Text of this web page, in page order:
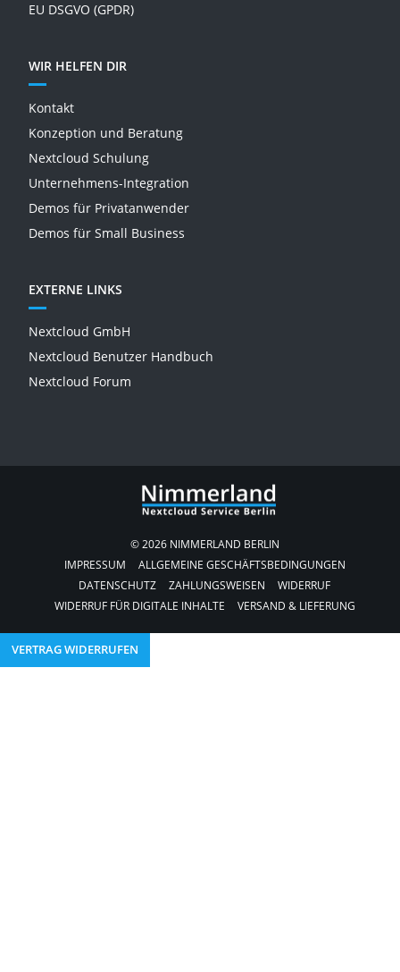
EU DSGVO (GPDR)
WIR HELFEN DIR
Kontakt
Konzeption und Beratung
Nextcloud Schulung
Unternehmens-Integration
Demos für Privatanwender
Demos für Small Business
EXTERNE LINKS
Nextcloud GmbH
Nextcloud Benutzer Handbuch
Nextcloud Forum
© 2026 NIMMERLAND BERLIN
IMPRESSUM
ALLGEMEINE GESCHÄFTSBEDINGUNGEN
DATENSCHUTZ
ZAHLUNGSWEISEN
WIDERRUF
WIDERRUF FÜR DIGITALE INHALTE
VERSAND & LIEFERUNG
VERTRAG WIDERRUFEN